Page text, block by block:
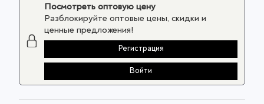
Посмотреть оптовую цену
Разблокируйте оптовые цены, скидки и
ценные предложения!
Регистрация
Войти